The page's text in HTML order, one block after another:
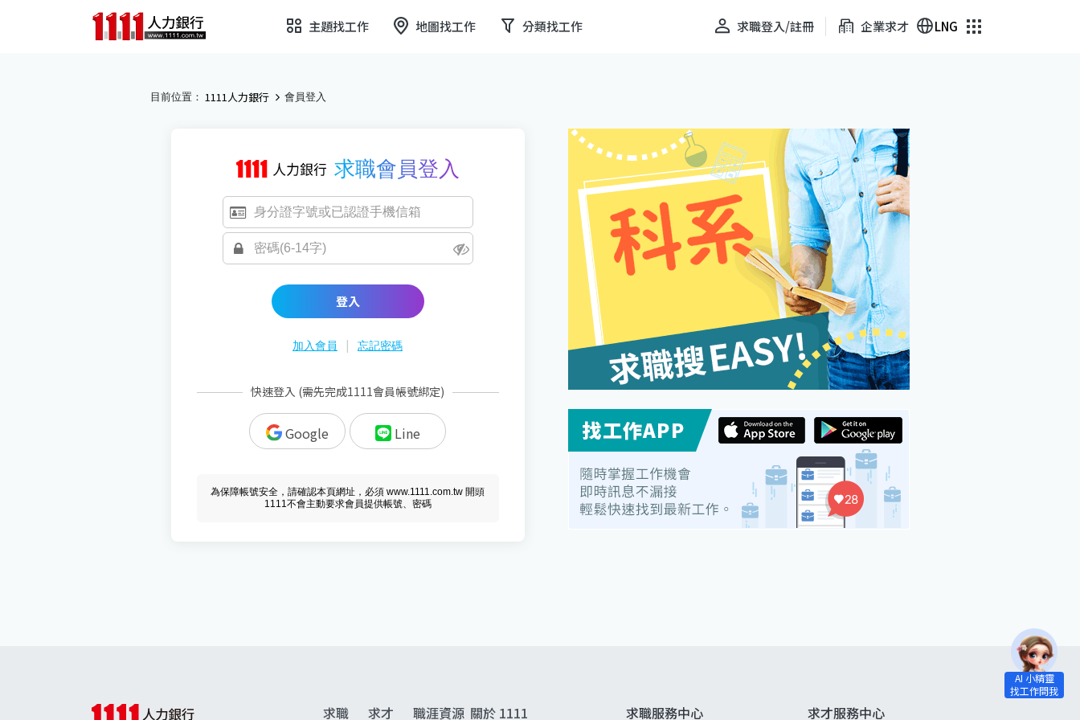
主題找工作 地圖找工作 分類找工作 求職登入/註冊 企業求才 LNG
目前位置： 1111人力銀行 會員登入
求職會員登入
登入
加入會員 | 忘記密碼
快速登入 (需先完成1111會員帳號綁定)
Google Line
為保障帳號安全，請確認本頁網址，必須 www.1111.com.tw 開頭
1111不會主動要求會員提供帳號、密碼
求職 求才 職涯資源 關於 1111 求職服務中心 求才服務中心